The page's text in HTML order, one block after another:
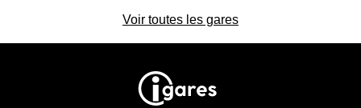
Voir toutes les gares